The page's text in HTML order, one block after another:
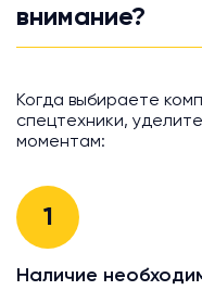
внимание?
Когда выбираете
спецтехники,
моментам:
1
Наличие